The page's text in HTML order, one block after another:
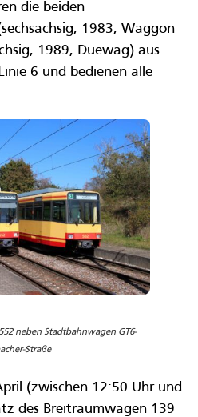
die beiden
1983, Waggon
1989, Duewag) aus
6 und bedienen alle
neben Stadtbahnwagen GT6-
Straße
(zwischen 12:50 Uhr und
des Breitraumwagen 139